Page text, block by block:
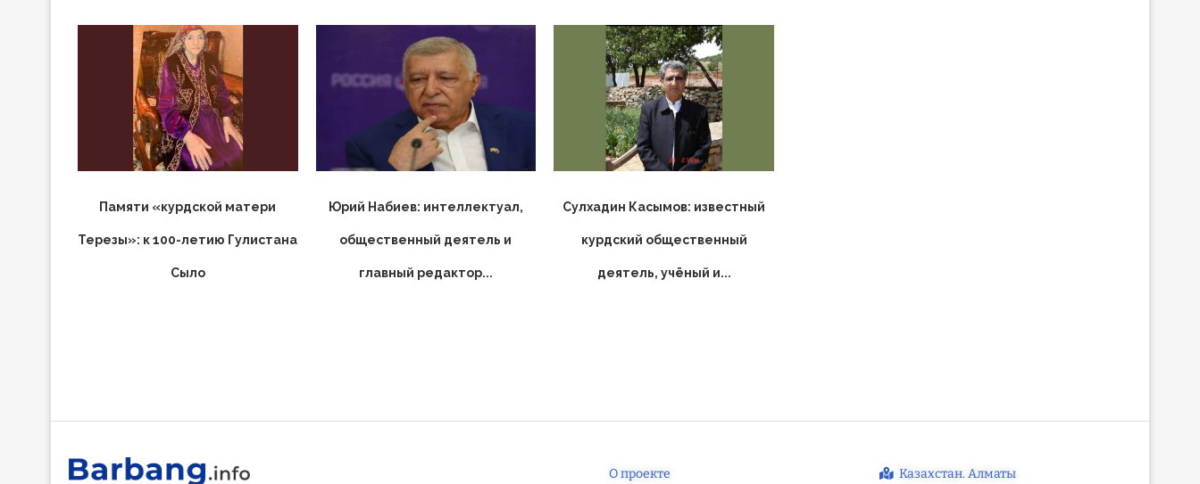
Памяти «курдской матери
Терезы»: к 100-летию Гулистана
Сыло
Юрий Набиев: интеллектуал,
общественный деятель и
главный редактор...
Сулхадин Касымов: известный
курдский общественный
деятель, учёный и...
О проекте Казахстан. Алматы